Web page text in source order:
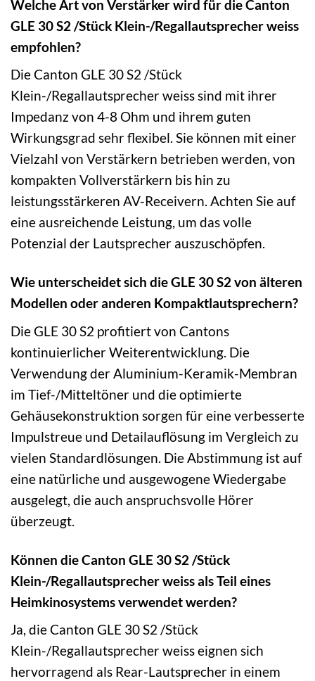
Welche Art von Verstärker wird für die Canton
GLE 30 S2 /Stück Klein-/Regallautsprecher weiss
empfohlen?
Die Canton GLE 30 S2 /Stück
Klein-/Regallautsprecher weiss sind mit ihrer
Impedanz von 4-8 Ohm und ihrem guten
Wirkungsgrad sehr flexibel. Sie können mit einer
Vielzahl von Verstärkern betrieben werden, von
kompakten Vollverstärkern bis hin zu
leistungsstärkeren AV-Receivern. Achten Sie auf
eine ausreichende Leistung, um das volle
Potenzial der Lautsprecher auszuschöpfen.
Wie unterscheidet sich die GLE 30 S2 von älteren
Modellen oder anderen Kompaktlautsprechern?
Die GLE 30 S2 profitiert von Cantons
kontinuierlicher Weiterentwicklung. Die
Verwendung der Aluminium-Keramik-Membran
im Tief-/Mitteltöner und die optimierte
Gehäusekonstruktion sorgen für eine verbesserte
Impulstreue und Detailauflösung im Vergleich zu
vielen Standardlösungen. Die Abstimmung ist auf
eine natürliche und ausgewogene Wiedergabe
ausgelegt, die auch anspruchsvolle Hörer
überzeugt.
Können die Canton GLE 30 S2 /Stück
Klein-/Regallautsprecher weiss als Teil eines
Heimkinosystems verwendet werden?
Ja, die Canton GLE 30 S2 /Stück
Klein-/Regallautsprecher weiss eignen sich
hervorragend als Rear-Lautsprecher in einem